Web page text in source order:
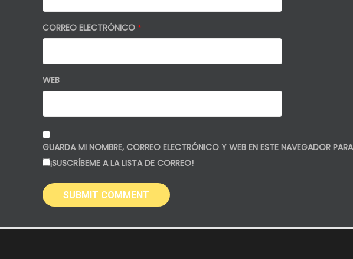
CORREO ELECTRÓNICO *
WEB
GUARDA MI NOMBRE, CORREO ELECTRÓNICO Y WEB EN ESTE NAVEGADOR
¡SUSCRÍBEME A LA LISTA DE CORREO!